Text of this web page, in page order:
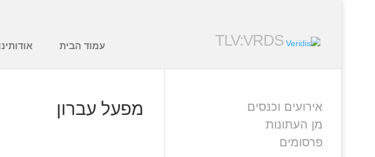
TLV:VRDS עמוד הבית
מפעל עברון
אירועים וכנסים
מן העתונות
פרסומים